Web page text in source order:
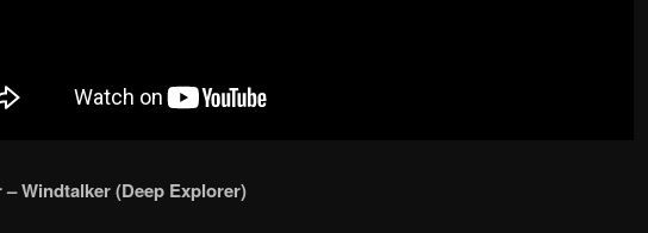
– Windtalker (Deep Explorer)